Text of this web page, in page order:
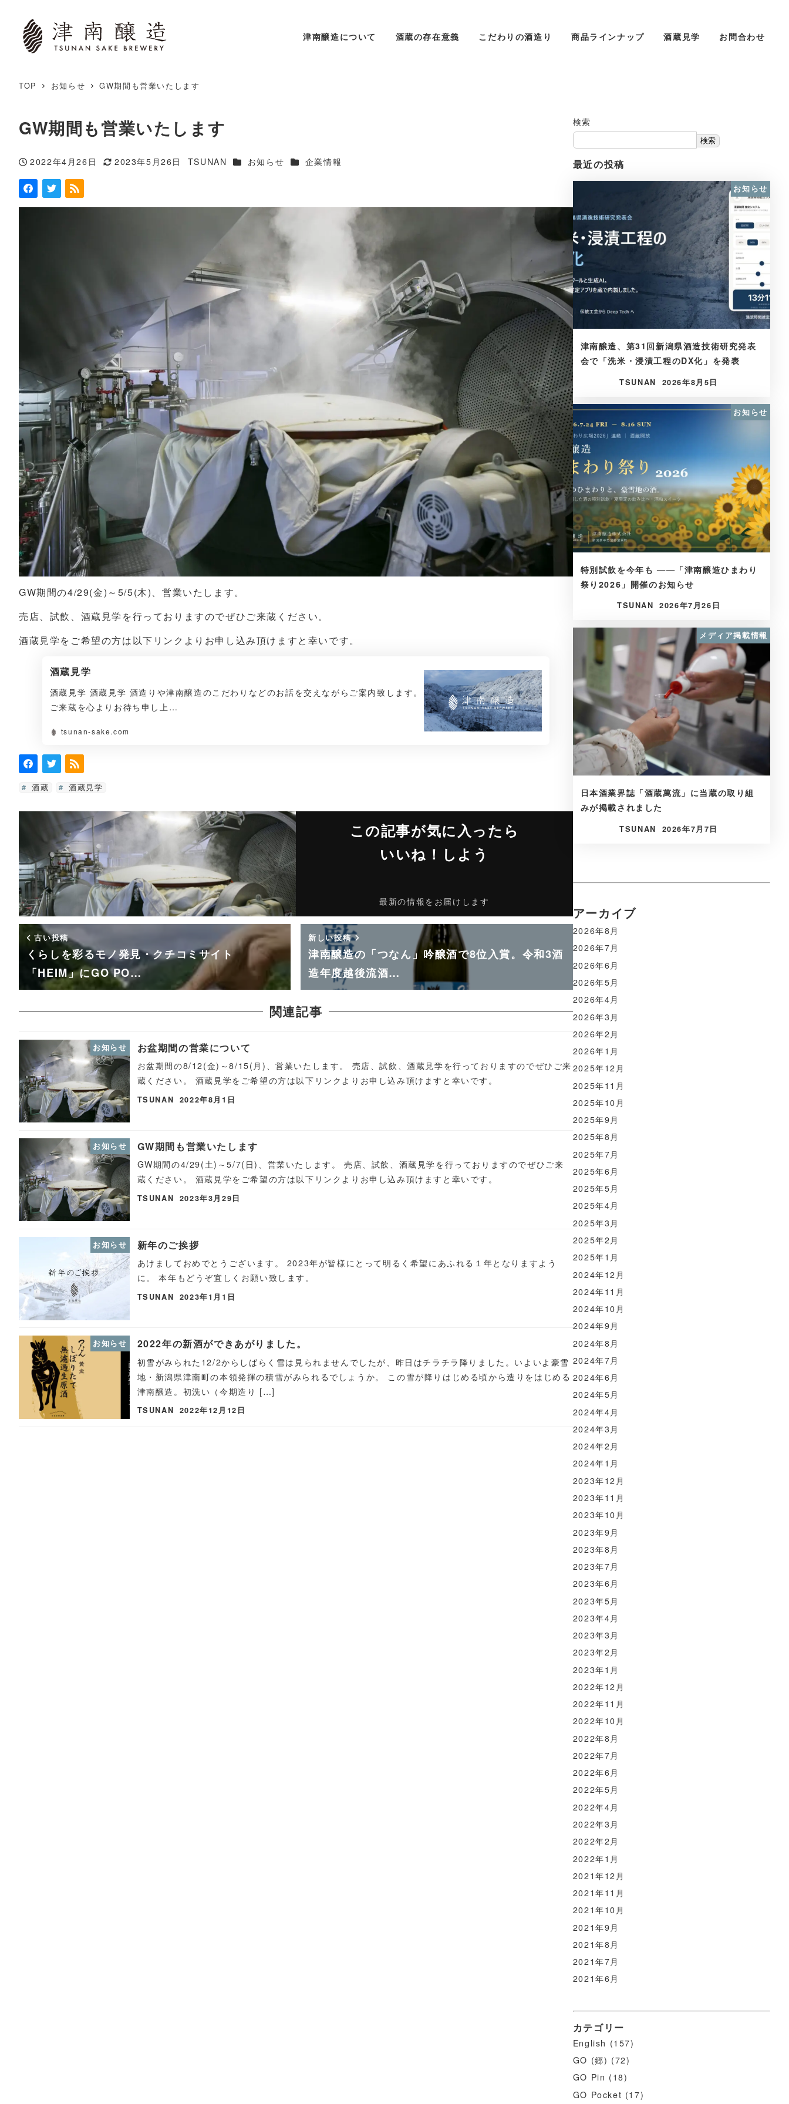
津南醸造について 酒蔵の存在意義 こだわりの酒造り 商品ラインナップ 酒蔵見学 お問合わせ
TOP お知らせ GW期間も営業いたします
GW期間も営業いたします
投稿日
2022年4月26日
更新日
2023年5月26日
著
TSUNAN カテゴリー
お知らせ カテゴリー
企業情報
GW期間の4/29(金)～5/5(木)、営業いたします。
売店、試飲、酒蔵見学を行っておりますのでぜひご来蔵ください。
酒蔵見学をご希望の方は以下リンクよりお申し込み頂けますと幸いです。
酒蔵見学
酒蔵見学 酒蔵見学 酒造りや津南醸造のこだわりなどのお話を交えながらご案内致します。
ご来蔵を心よりお待ち申し上…
tsunan-sake.com
酒蔵 酒蔵見学
この記事が気に入ったら
いいね！しよう
最新の情報をお届けします
古い投稿
くらしを彩るモノ発見・クチコミサイト
「HEIM」にGO PO…
新しい投稿
津南醸造の「つなん」吟醸酒で8位入賞。令和3酒
造年度越後流酒…
関連記事
お知らせ お盆期間の営業について
お盆期間の8/12(金)～8/15(月)、営業いたします。 売店、試飲、酒蔵見学を行っておりますのでぜひご来
蔵ください。 酒蔵見学をご希望の方は以下リンクよりお申し込み頂けますと幸いです。
TSUNAN 2022年8月1日
お知らせ GW期間も営業いたします
GW期間の4/29(土)～5/7(日)、営業いたします。 売店、試飲、酒蔵見学を行っておりますのでぜひご来
蔵ください。 酒蔵見学をご希望の方は以下リンクよりお申し込み頂けますと幸いです。
TSUNAN 2023年3月29日
お知らせ 新年のご挨拶
あけましておめでとうございます。 2023年が皆様にとって明るく希望にあふれる１年となりますよう
に。 本年もどうぞ宜しくお願い致します。
TSUNAN 2023年1月1日
お知らせ 2022年の新酒ができあがりました。
初雪がみられた12/2からしばらく雪は見られませんでしたが、昨日はチラチラ降りました。いよいよ豪雪
地・新潟県津南町の本領発揮の積雪がみられるでしょうか。 この雪が降りはじめる頃から造りをはじめる
津南醸造。初洗い（今期造り […]
TSUNAN 2022年12月12日
検索
検索
最近の投稿
お知らせ
津南醸造、第31回新潟県酒造技術研究発表
会で「洗米・浸漬工程のDX化」を発表
TSUNAN 2026年8月5日
お知らせ
特別試飲を今年も ——「津南醸造ひまわり
祭り2026」開催のお知らせ
TSUNAN 2026年7月26日
メディア掲載情報
日本酒業界誌「酒蔵萬流」に当蔵の取り組
みが掲載されました
TSUNAN 2026年7月7日
アーカイブ
2026年8月
2026年7月
2026年6月
2026年5月
2026年4月
2026年3月
2026年2月
2026年1月
2025年12月
2025年11月
2025年10月
2025年9月
2025年8月
2025年7月
2025年6月
2025年5月
2025年4月
2025年3月
2025年2月
2025年1月
2024年12月
2024年11月
2024年10月
2024年9月
2024年8月
2024年7月
2024年6月
2024年5月
2024年4月
2024年3月
2024年2月
2024年1月
2023年12月
2023年11月
2023年10月
2023年9月
2023年8月
2023年7月
2023年6月
2023年5月
2023年4月
2023年3月
2023年2月
2023年1月
2022年12月
2022年11月
2022年10月
2022年8月
2022年7月
2022年6月
2022年5月
2022年4月
2022年3月
2022年2月
2022年1月
2021年12月
2021年11月
2021年10月
2021年9月
2021年8月
2021年7月
2021年6月
カテゴリー
English (157)
GO (郷) (72)
GO Pin (18)
GO Pocket (17)